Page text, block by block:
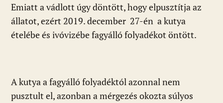
Emiatt a vádlott úgy döntött, hogy elpusztítja az
állatot, ezért 2019. december 27-én a kutya
ételébe és ivóvizébe fagyálló folyadékot öntött.
A kutya a fagyálló folyadéktól azonnal nem
pusztult el, azonban a mérgezés okozta súlyos